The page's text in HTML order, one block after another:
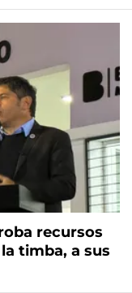
recursos
timba, a sus